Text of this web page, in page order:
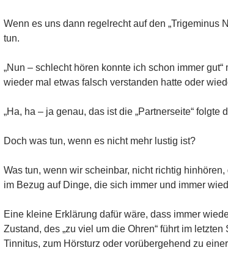
Wenn es uns dann regelrecht auf den „Trigeminus
tun.
„Nun – schlecht hören konnte ich schon immer
wieder mal etwas falsch verstanden hatte oder
„Ha, ha – ja genau, das ist die „Partnerseite“ folgte
Doch was tun, wenn es nicht mehr lustig ist?
Was tun, wenn wir scheinbar, nicht richtig
im Bezug auf Dinge, die sich immer und immer
Eine kleine Erklärung dafür wäre, dass immer
Zustand, des „zu viel um die Ohren“ führt im
Tinnitus, zum Hörsturz oder vorübergehend zu